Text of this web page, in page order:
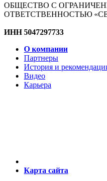
ОБЩЕСТВО С
ОТВЕТСТВЕННОСТЬЮ
ИНН 5047297733
О компании
Партнеры
История и
Видео
Карьера
Карта сайта